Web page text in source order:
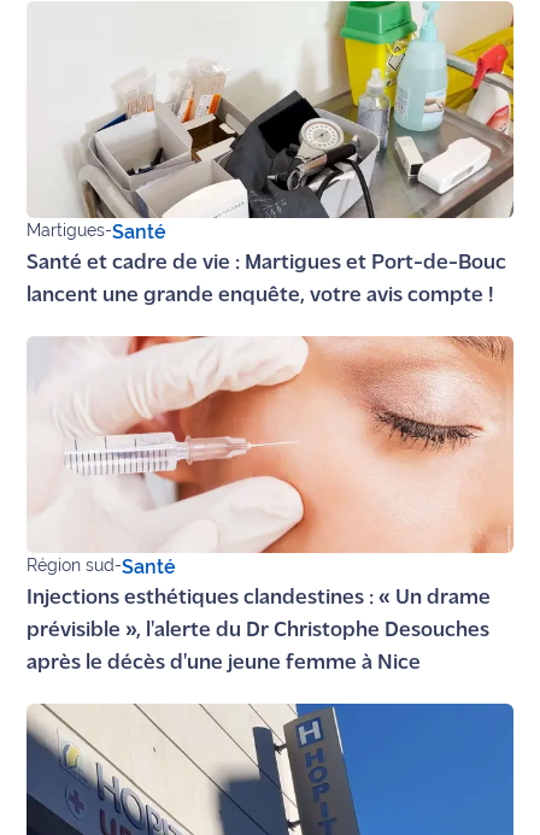
sommes
nous ?
Devenir
annonceur
Recrutement
légales
Conditions
site maritima.fr
Martigues-Santé
Santé et cadre de vie : Martigues et Port-de-Bouc
lancent une grande enquête, votre avis compte !
Région sud-Santé
Injections esthétiques clandestines : « Un drame
prévisible », l'alerte du Dr Christophe Desouches
après le décès d'une jeune femme à Nice